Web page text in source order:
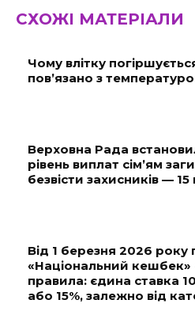
СХОЖІ МАТЕРІАЛИ
Чому влітку
пов’язано з
Верховна Рада
рівень виплат сім’ям
безвісти захисників —
Від 1 березня 2026 року
«Національний кешбек»
правила: єдина ставка
або 15%, залежно від